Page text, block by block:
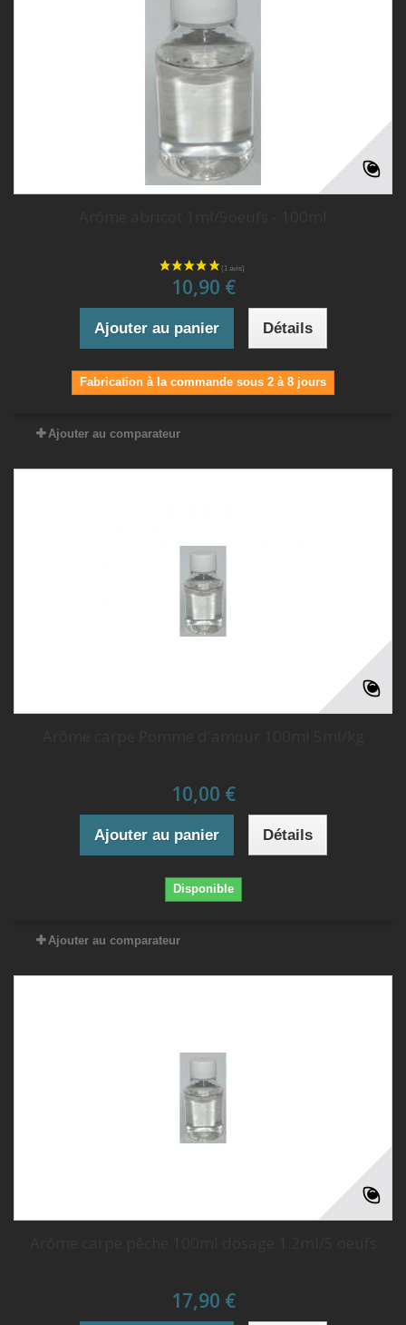
(1 avis)
10,90 €
Ajouter au panier Détails
Fabrication à la commande sous 2 à 8 jours
Ajouter au comparateur
10,00 €
Ajouter au panier Détails
Disponible
Ajouter au comparateur
17,90 €